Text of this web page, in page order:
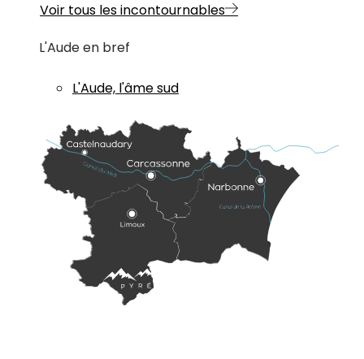
Voir tous les incontournables
L'Aude en bref
L'Aude, l'âme sud